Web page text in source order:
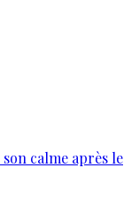
calme après le